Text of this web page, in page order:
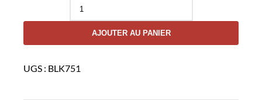
Mitaines
coquesAJOUTER AU PANIER
UGS : BLK751